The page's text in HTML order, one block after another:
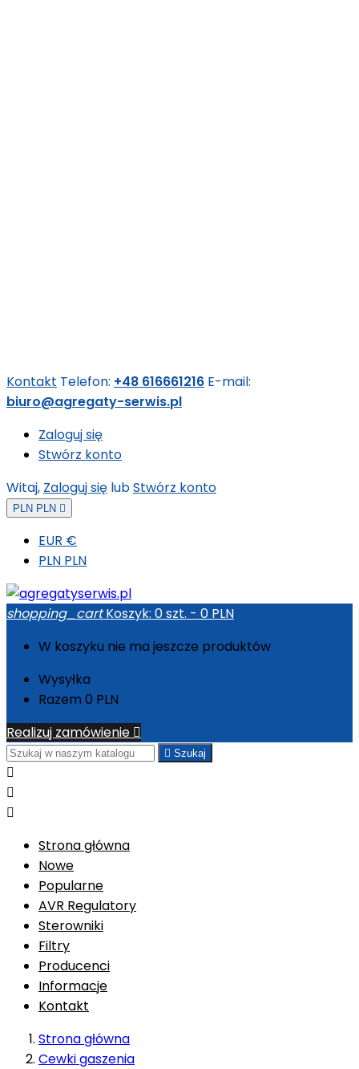
Kontakt Telefon: +48 616661216 E-mail:
biuro@agregaty-serwis.pl
Zaloguj się
Stwórz konto
Witaj, Zaloguj się lubStwórz konto
PLN PLN 
EUR €
PLN PLN
shopping_cart Koszyk: 0szt. - 0 PLN
W koszyku nie ma jeszcze produktów
Wysyłka
Razem 0 PLN
Realizuj zamówienie 
 Szukaj



Strona główna
Nowe
Popularne
AVR Regulatory
Sterowniki
Filtry
Producenci
Informacje
Kontakt
Strona główna
Cewki gaszenia